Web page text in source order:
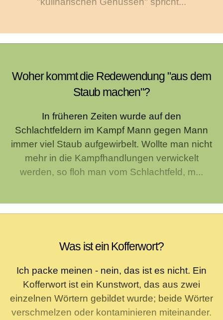
Woher kommt die Redewendung "aus dem
Staub machen"?
In früheren Zeiten wurde auf den
Schlachtfeldern im Kampf Mann gegen Mann
immer viel Staub aufgewirbelt. Wollte man nicht
mehr in die Kampfhandlungen verwickelt
werden, so floh man vom Schlachtfeld, m...
Was ist ein Kofferwort?
Ich packe meinen - nein, das ist es nicht. Ein
Kofferwort ist ein Kunstwort, das aus zwei
einzelnen Wörtern gebildet wurde; beide Wörter
verschmelzen oder kontaminieren miteinander.